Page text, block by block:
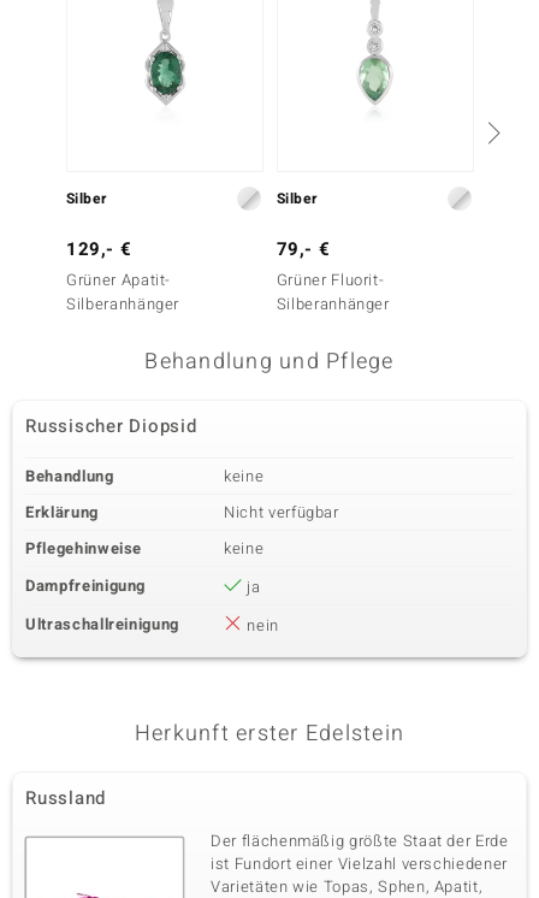
Silber
129,- €
Grüner Apatit-
Silberanhänger
Silber
79,- €
Grüner Fluorit-
Silberanhänger
Behandlung und Pflege
Russischer Diopsid
Behandlung
keine
Erklärung
Nicht verfügbar
Pflegehinweise
keine
Dampfreinigung
ja
Ultraschallreinigung
nein
Herkunft erster Edelstein
Russland
Der flächenmäßig größte Staat der Erde
ist Fundort einer Vielzahl verschiedener
Varietäten wie Topas, Sphen, Apatit,